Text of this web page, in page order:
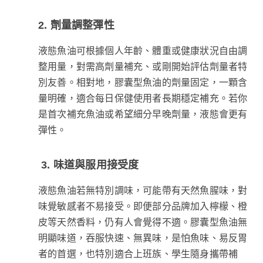
2. 劑量調整彈性
液態魚油可根據個人年齡、體重或健康狀況自由調
整用量，對需高劑量補充、或剛開始評估劑量者特
別友善。相對地，膠囊型魚油的劑量固定，一顆含
量明確，適合每日保健使用者長期穩定補充。若你
是首次補充魚油或希望細分早晚劑量，液態會更有
彈性。
3. 味道與服用接受度
液態魚油若無特別調味，可能帶有天然魚腥味，對
味覺敏感者不易接受。即便部分品牌加入檸檬、橙
皮等天然香料，仍有人會覺得不適。膠囊型魚油無
明顯味道，吞服快速、無異味，是怕魚味、易反胃
者的首選，也特別適合上班族、學生隨身攜帶補